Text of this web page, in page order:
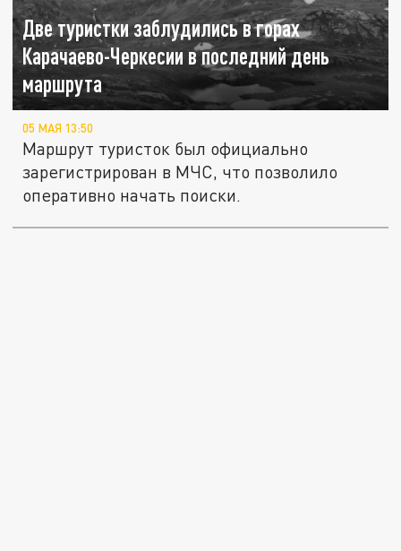
Две туристки заблудились в горах
Карачаево-Черкесии в последний день
маршрута
05 МАЯ 13:50
Маршрут туристок был официально
зарегистрирован в МЧС, что позволило
оперативно начать поиски.